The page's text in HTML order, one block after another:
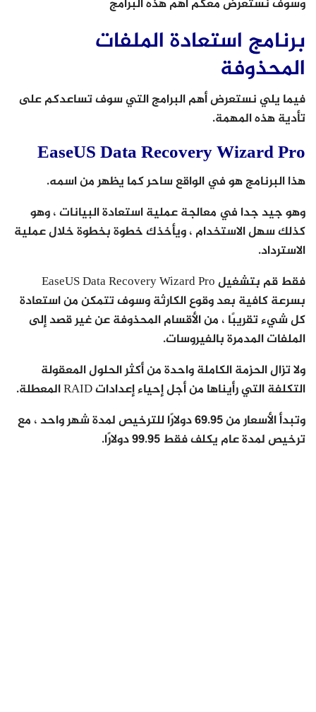
وسوف نستعرض معكم أهم هذه البرامج
برنامج استعادة الملفات
المحذوفة
فيما يلي نستعرض أهم البرامج التي سوف تساعدكم على
تأدية هذه المهمة.
EaseUS Data Recovery Wizard Pro
هذا البرنامج هو في الواقع ساحر كما يظهر من اسمه.
وهو جيد جدا في معالجة عملية استعادة البيانات ، وهو
كذلك سهل الاستخدام ، ويأخذك خطوة بخطوة خلال عملية
الاسترداد.
فقط قم بتشغيل EaseUS Data Recovery Wizard Pro
بسرعة كافية بعد وقوع الكارثة وسوف تتمكن من استعادة
كل شيء تقريبًا ، من الأقسام المحذوفة عن غير قصد إلى
الملفات المدمرة بالفيروسات.
ولا تزال الحزمة الكاملة واحدة من أكثر الحلول المعقولة
التكلفة التي رأيناها من أجل إحياء إعدادات RAID المعطلة.
وتبدأ الأسعار من 69.95 دولارًا للترخيص لمدة شهر واحد ، مع
ترخيص لمدة عام يكلف فقط 99.95 دولارًا.